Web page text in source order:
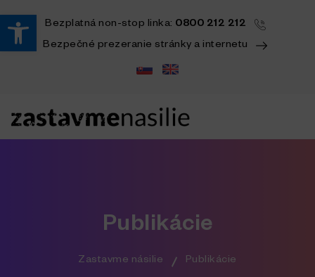
Open toolbar
Bezplatná non-stop linka: 0800 212 212
Bezpečné prezeranie stránky a internetu
Publikácie
Zastavme násilie Publikácie